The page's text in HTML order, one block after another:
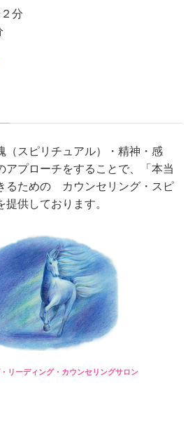
分
（スピリチュアル）・精神・感
アプローチをすることで、「本当
るための カウンセリング・スピ
供しております。
リーディング・カウンセリングサロン